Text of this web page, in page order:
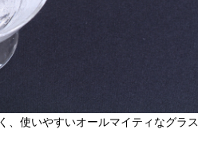
、使いやすいオールマイティなグラス